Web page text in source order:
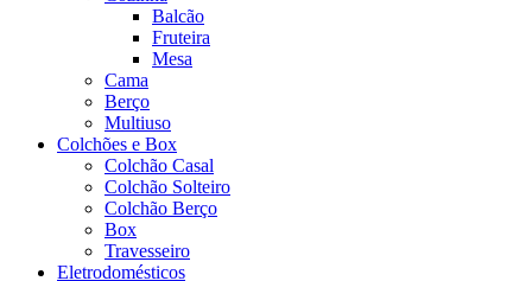
Balcão
Fruteira
Mesa
Cama
Berço
Multiuso
Colchões e Box
Colchão Casal
Colchão Solteiro
Colchão Berço
Box
Travesseiro
Eletrodomésticos